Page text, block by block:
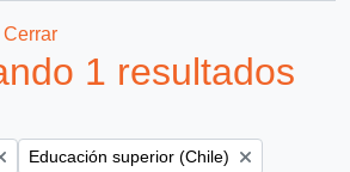
Cerrar
1 resultados
Remove filter:
Educación superior (Chile)